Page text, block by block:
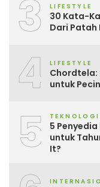
3 LIFESTYLE
30 Kata-
Dari Patah
4 LIFESTYLE
Chordtela:
untuk
5 TEKNOLOGI
5
untuk
It?